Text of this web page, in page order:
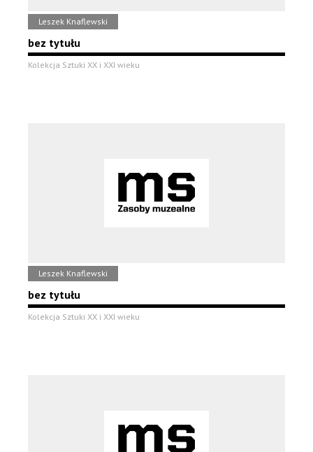
Leszek Knaflewski
bez tytułu
Kolekcja Sztuki XX i XXI wieku
Leszek Knaflewski
bez tytułu
Kolekcja Sztuki XX i XXI wieku